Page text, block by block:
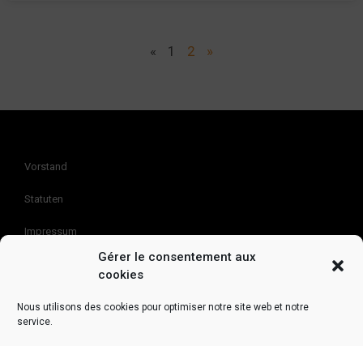
Gérer le consentement aux
cookies
Nous utilisons des cookies pour optimiser notre site web et notre
service.
« 1 2 »
Vorstand
Statuten
Impressum
Association SuissePartage